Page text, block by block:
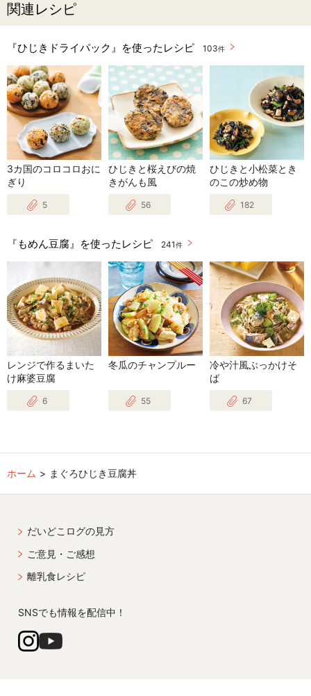
関連レシピ
『ひじきドライパック』を使ったレシピ 103件
3カ国のコロコロおに
ぎり
5
ひじきと桜えびの焼
きがんも風
56
ひじきと小松菜とき
のこの炒め物
182
『もめん豆腐』を使ったレシピ 241 件
レンジで作るまいた
け麻婆豆腐
6
冬瓜のチャンプルー
55
冷や汁風ぶっかけそ
ば
67
ホーム まぐろひじき豆腐丼
だいどこログの見方
ご意見・ご感想
離乳食レシピ
SNSでも情報を配信中！